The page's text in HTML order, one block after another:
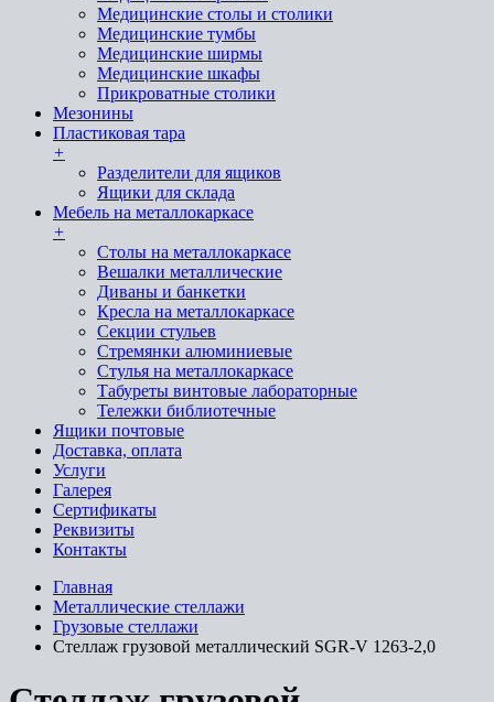
Медицинские столы и столики
Медицинские тумбы
Медицинские ширмы
Медицинские шкафы
Прикроватные столики
Мезонины
Пластиковая тара
+
Разделители для ящиков
Ящики для склада
Мебель на металлокаркасе
+
Cтолы на металлокаркасе
Вешалки металлические
Диваны и банкетки
Кресла на металлокаркасе
Секции стульев
Стремянки алюминиевые
Стулья на металлокаркасе
Табуреты винтовые лабораторные
Тележки библиотечные
Ящики почтовые
Доставка, оплата
Услуги
Галерея
Сертификаты
Реквизиты
Контакты
Главная
Металлические стеллажи
Грузовые стеллажи
Стеллаж грузовой металлический SGR-V 1263-2,0